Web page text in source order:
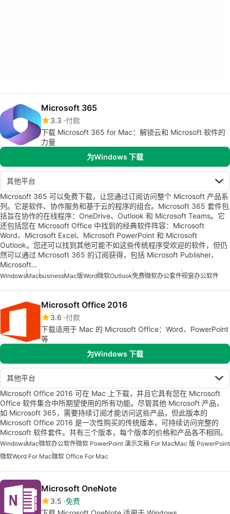
Microsoft 365
3.3 付款
下载 Microsoft 365 for Mac：解锁云和 Microsoft 软件的
力量
为Windows 下载
其他平台
Microsoft 365 可以免费下载，让您通过订阅访问整个 Microsoft 产品系
列。它是软件、协作服务和基于云的程序的组合。Microsoft 365 套件包
括旨在协作的在线程序：OneDrive、Outlook 和 Microsoft Teams。它
还包括您在 Microsoft Office 中找到的经典软件阵容：Microsoft
Word、Microsoft Excel、Microsoft PowerPoint 和 Microsoft
Outlook。您还可以找到其他可能不如这些传统程序受欢迎的软件，但仍
然可以通过 Microsoft 365 的订阅获得，包括 Microsoft Publisher、
Microsoft…
WindowsMacbusinessMac版Word微软Outlook免费微软办公套件视窗办公软件
Microsoft Office 2016
3.6 付款
下载适用于 Mac 的 Microsoft Office：Word、PowerPoint
等
为Windows 下载
其他平台
Microsoft Office 2016 可在 Mac 上下载，并且它具有您在 Microsoft
Office 软件集合中所期望使用的所有功能。尽管其他 Microsoft 产品，
如 Microsoft 365，需要持续订阅才能访问这些产品，但此版本的
Microsoft Office 2016 是一次性购买的传统版本，可持续访问完整的
Microsoft 软件套件。共有三个版本，每个版本的价格和产品各不相同。
WindowsMac微软办公软件微软 PowerPoint 演示文稿 For MacMac 版 PowerPoint
微软Word For Mac微软 Office For Mac
Microsoft OneNote
3.5 免费